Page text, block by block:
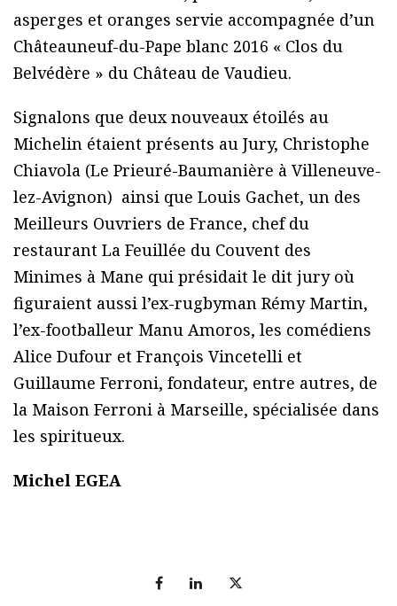
asperges et oranges servie accompagnée d’un
Châteauneuf-du-Pape blanc 2016 « Clos du
Belvédère » du Château de Vaudieu.
Signalons que deux nouveaux étoilés au
Michelin étaient présents au Jury, Christophe
Chiavola (Le Prieuré-Baumanière à Villeneuve-
lez-Avignon) ainsi que Louis Gachet, un des
Meilleurs Ouvriers de France, chef du
restaurant La Feuillée du Couvent des
Minimes à Mane qui présidait le dit jury où
figuraient aussi l’ex-rugbyman Rémy Martin,
l’ex-footballeur Manu Amoros, les comédiens
Alice Dufour et François Vincetelli et
Guillaume Ferroni, fondateur, entre autres, de
la Maison Ferroni à Marseille, spécialisée dans
les spiritueux.
Michel EGEA